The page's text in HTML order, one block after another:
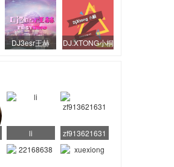
DJ3esr王赫 DJ.XTONG小桐
li zf913621631